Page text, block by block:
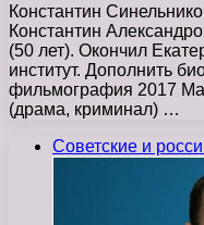
Константин
Константин
(50 лет). Окончил
институт. Дополнить
фильмография 2017
(драма, криминал) …
Советские и